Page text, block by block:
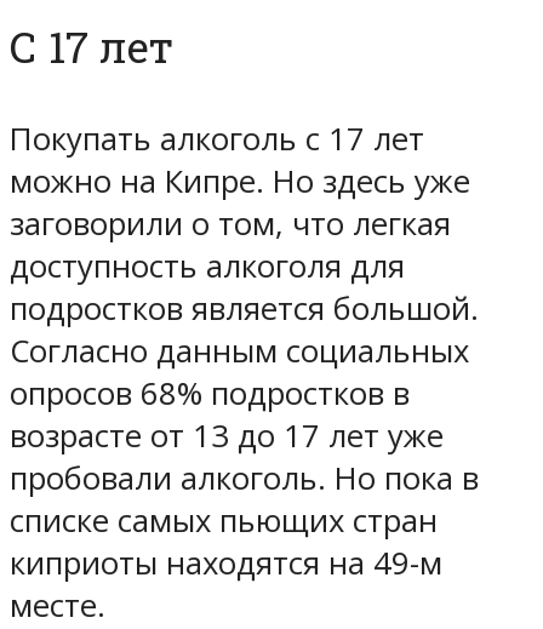
С 17 лет
Покупать алкоголь с 17 лет
можно на Кипре. Но здесь уже
заговорили о том, что легкая
доступность алкоголя для
подростков является большой.
Согласно данным социальных
опросов 68% подростков в
возрасте от 13 до 17 лет уже
пробовали алкоголь. Но пока в
списке самых пьющих стран
киприоты находятся на 49-м
месте.